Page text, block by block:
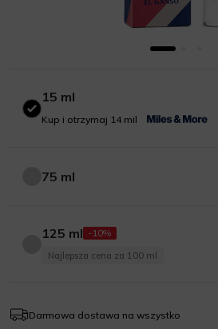
15 ml
15 ml
Kup i otrzymaj 14 mil
75 ml
75 ml
125 ml
125 ml -10%
Najlepsza cena za 100 ml
Darmowa dostawa na wszystko